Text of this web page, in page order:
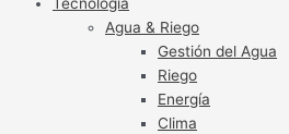
Agua & Riego
Gestión del Agua
Riego
Energía
Clima